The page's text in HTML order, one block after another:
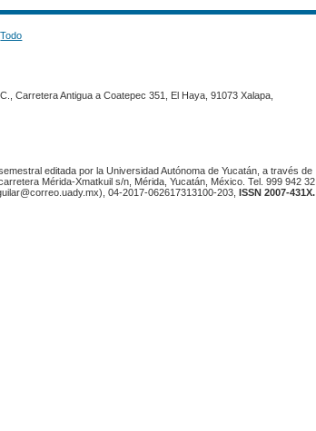
Todo
Carretera Antigua a Coatepec 351, El Haya, 91073 Xalapa,
editada por la Universidad Autónoma de Yucatán, a través de
Mérida-Xmatkuil s/n, Mérida, Yucatán, México. Tel. 999 942 32
04-2017-062617313100-203, ISSN 2007-431X.